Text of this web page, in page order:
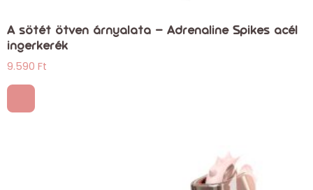
A sötét ötven árnyalata – Adrenaline Spikes acél
ingerkerék
9.590 Ft